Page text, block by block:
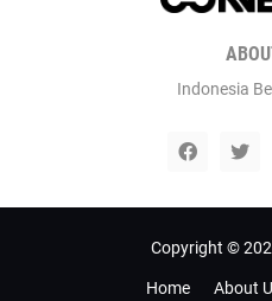
Indonesia
Copyright ©
Home About